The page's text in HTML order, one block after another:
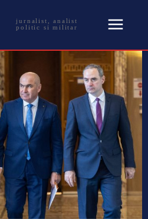
jurnalist, analist
politic si militar